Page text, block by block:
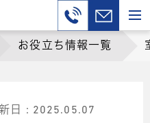
お役立ち情報一覧
日 : 2025.05.07